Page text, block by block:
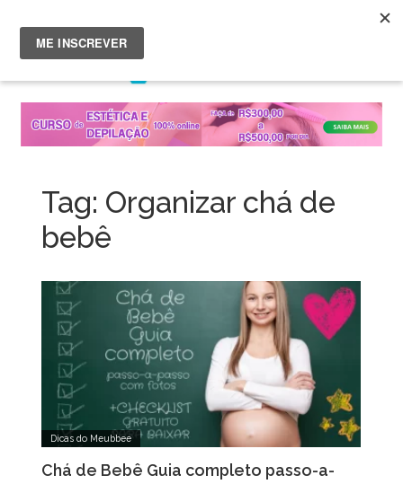
Tag: Organizar chá de
bebê
Dicas do Meubbee
Chá de Bebê Guia completo passo-a-